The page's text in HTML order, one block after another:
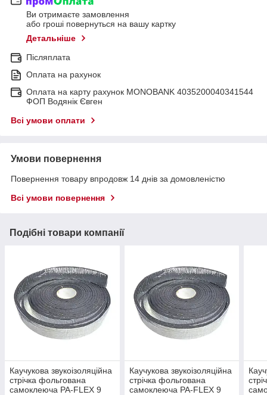
Ви отримаєте замовлення
або гроші повернуться на вашу картку
Детальніше
Післяплата
Оплата на рахунок
Оплата на карту рахунок MONOBANK 4035200040341544
ФОП Водянік Євген
Всі умови оплати
Умови повернення
Повернення товару впродовж 14 днів за домовленістю
Всі умови повернення
Подібні товари компанії
Каучукова звукоізоляційна
стрічка фольгована
самоклеюча PA-FLEX 9
Каучукова звукоізоляційна
стрічка фольгована
самоклеюча PA-FLEX 9